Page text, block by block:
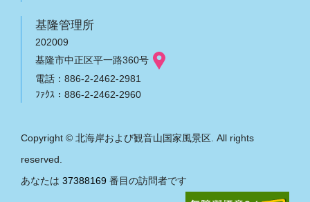
基隆管理所
202009
基隆市中正区平一路360号
電話：886-2-2462-2981
ﾌｧｸｽ：886-2-2462-2960
Copyright © 北海岸および観音山国家風景区. All rights
reserved.
あなたは 37388169 番目の訪問者です